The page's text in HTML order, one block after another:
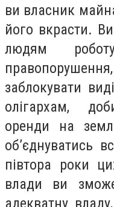
ви власник
його вкрасти.
людям
заблокувати
олігархам,
оренди на
об’єднуватись
півтора роки
влади ви
адекватну